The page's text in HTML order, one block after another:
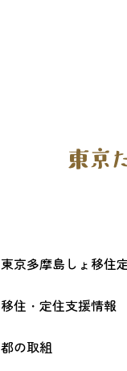
東京多摩島しょ移住
移住・定住支援情報
都の取組